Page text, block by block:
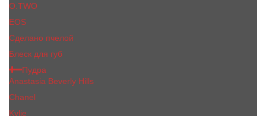
O.TWO
EOS
Сделано пчелой
Блеск для губ
Пудра
Anastasia Beverly Hills
Chanel
Kylie